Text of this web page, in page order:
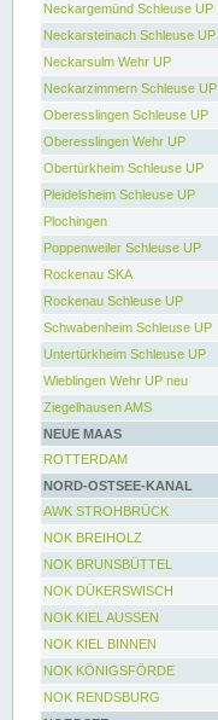
Neckargemünd Schleuse UP
Neckarsteinach Schleuse UP
Neckarsulm Wehr UP
Neckarzimmern Schleuse UP
Oberesslingen Schleuse UP
Oberesslingen Wehr UP
Obertürkheim Schleuse UP
Pleidelsheim Schleuse UP
Plochingen
Poppenweiler Schleuse UP
Rockenau SKA
Rockenau Schleuse UP
Schwabenheim Schleuse UP
Untertürkheim Schleuse UP
Wieblingen Wehr UP neu
Ziegelhausen AMS
NEUE MAAS
ROTTERDAM
NORD-OSTSEE-KANAL
AWK STROHBRÜCK
NOK BREIHOLZ
NOK BRUNSBÜTTEL
NOK DÜKERSWISCH
NOK KIEL AUSSEN
NOK KIEL BINNEN
NOK KÖNIGSFÖRDE
NOK RENDSBURG